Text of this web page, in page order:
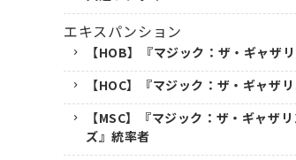
エキスパンション
【HOB】『マジック：ザ・ギャザ
【HOC】『マジック：ザ・ギャザ
【MSC】『マジック：ザ・ギャザ
ズ』統率者